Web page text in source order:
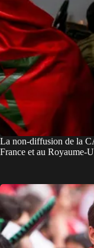
La non-diffusion de la
France et au Royaume-